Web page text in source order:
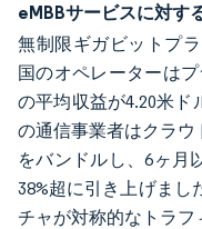
eMBBサービスに対す
無制限ギガビットプ
国のオペレーターは
の平均収益が4.20米ド
の通信事業者はクラ
をバンドルし、6ヶ月
38%超に引き上げまし
チャが対称的なトラ